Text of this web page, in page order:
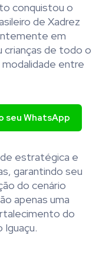
conquistou o
de Xadrez
em
crianças de todo o
entre
seu WhatsApp
estratégica e
garantindo seu
do cenário
apenas uma
do
Iguaçu.